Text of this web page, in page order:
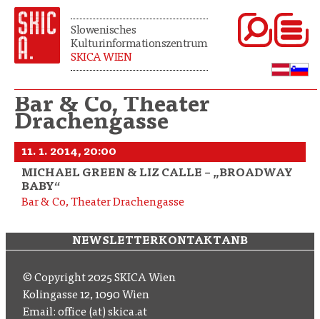
Slowenisches
Kulturinformationszentrum
SKICA WIEN
Bar & Co, Theater
Drachengasse
11. 1. 2014, 20:00
MICHAEL GREEN & LIZ CALLE – „BROADWAY
BABY“
Bar & Co, Theater Drachengasse
NEWSLETTERKONTAKTANB
© Copyright 2025 SKICA Wien
Kolingasse 12, 1090 Wien
Email: office (at) skica.at